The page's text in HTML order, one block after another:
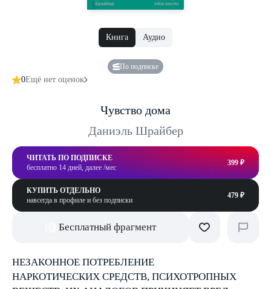
Книга Аудио
По подписке
0Ещё нет оценок
Чувство дома
Даниэль Шрайбер
ЧИТАТЬ ПО ПОДПИСКЕ
бесплатно 14 дней, далее /мес
399 ₽
КУПИТЬ ОТДЕЛЬНО
навсегда в профиле и без подписки
479 ₽
Бесплатный фрагмент
НЕЗАКОННОЕ ПОТРЕБЛЕНИЕ
НАРКОТИЧЕСКИХ СРЕДСТВ, ПСИХОТРОПНЫХ